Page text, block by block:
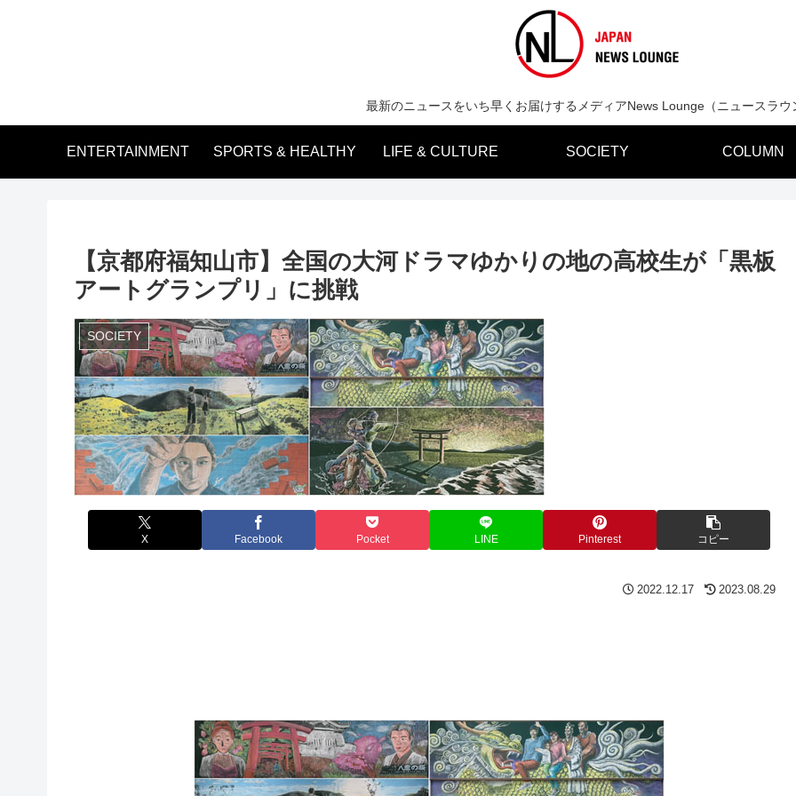
最新のニュースをいち早くお届けするメディアNews Lounge（ニュースラウ
ENTERTAINMENT SPORTS & HEALTHY LIFE & CULTURE SOCIETY COLUMN
【京都府福知山市】全国の大河ドラマゆかりの地の高校生が「黒板
アートグランプリ」に挑戦
SOCIETY
X Facebook Pocket LINE Pinterest コピー
2022.12.17 2023.08.29